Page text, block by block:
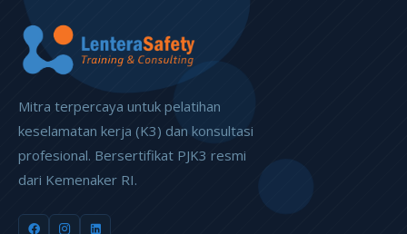
Mitra terpercaya untuk pelatihan
keselamatan kerja (K3) dan konsultasi
profesional. Bersertifikat PJK3 resmi
dari Kemenaker RI.